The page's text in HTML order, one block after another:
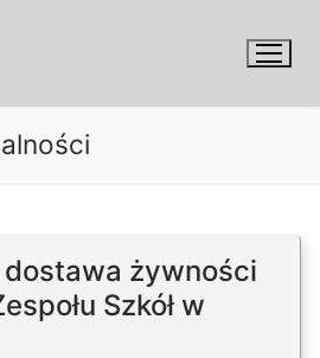
żywności
Szkół w